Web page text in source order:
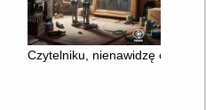
Czytelniku, nienawidzę cię!